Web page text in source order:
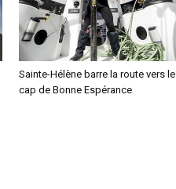
Sainte-Hélène barre la route vers le
cap de Bonne Espérance